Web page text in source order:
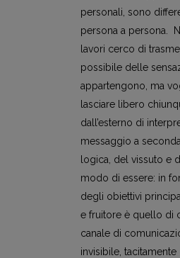
personali, sono
persona a persona.
lavori cerco di
possibile delle
appartengono, ma
lasciare libero
dall’esterno di
messaggio a
logica, del vissuto e
modo di essere: in
degli obiettivi
e fruitore è quello di
canale di
invisibile, tacitamente